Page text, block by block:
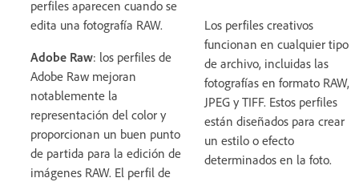
perfiles aparecen cuando se
edita una fotografía RAW.
Adobe Raw: los perfiles de
Adobe Raw mejoran
notablemente la
representación del color y
proporcionan un buen punto
de partida para la edición de
imágenes RAW. El perfil de
Los perfiles creativos
funcionan en cualquier tipo
de archivo, incluidas las
fotografías en formato RAW,
JPEG y TIFF. Estos perfiles
están diseñados para crear
un estilo o efecto
determinados en la foto.